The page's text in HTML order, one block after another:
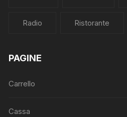
Radio Ristorante
PAGINE
Carrello
Cassa